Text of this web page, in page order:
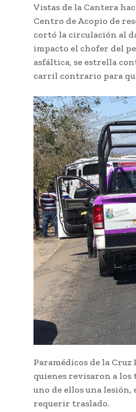
Vistas de la Cantera
Centro de Acopio de
cortó la circulación al
impacto el chofer del
asfáltica, se estrella
carril contrario para
Paramédicos de la
quienes revisaron a
uno de ellos una
requerir traslado.